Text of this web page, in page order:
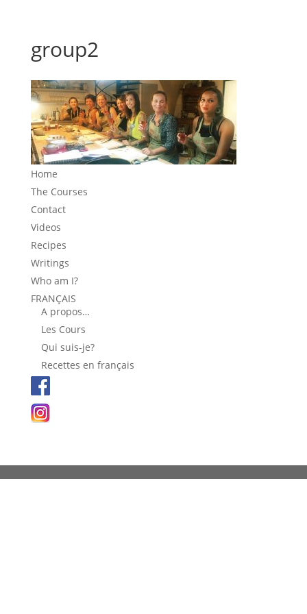
group2
Home
The Courses
Contact
Videos
Recipes
Writings
Who am I?
FRANÇAIS
A propos…
Les Cours
Qui suis-je?
Recettes en français